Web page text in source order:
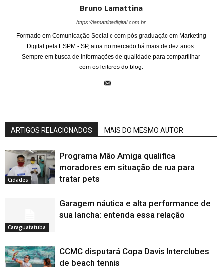
Bruno Lamattina
https://lamattinadigital.com.br
Formado em Comunicação Social e com pós graduação em Marketing
Digital pela ESPM - SP, atua no mercado há mais de dez anos.
Sempre em busca de informações de qualidade para compartilhar
com os leitores do blog.
ARTIGOS RELACIONADOS MAIS DO MESMO AUTOR
Cidades
Programa Mão Amiga qualifica
moradores em situação de rua para
tratar pets
Caraguatatuba
Garagem náutica e alta performance de
sua lancha: entenda essa relação
CCMC disputará Copa Davis Interclubes
de beach tennis